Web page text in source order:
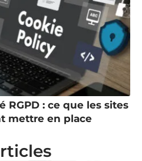
RGPD : ce que les sites
mettre en place